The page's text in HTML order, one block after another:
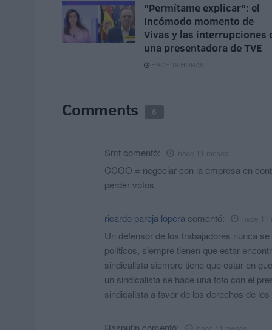
"Permítame explicar": el
incómodo momento de
Vivas y las interrupciones
una presentadora de TVE
HACE 19 HORAS
Comments 6
Smt comentó: hace 11 meses
CCOO = negociar con la empresa en
perder votos
ricardo pareja lopera comentó: hace 11
Un defensor de los trabajadores nunca
políticos, siempre tienen que estar
sindicalista siempre tiene que estar en
un sindicalista se hace una foto con el
sindicalista a favor de los derechos de